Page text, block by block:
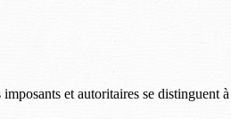
et autoritaires se distinguent